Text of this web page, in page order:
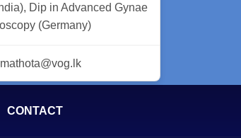
Dip in Advanced Gynae
(Germany)
CONTACT